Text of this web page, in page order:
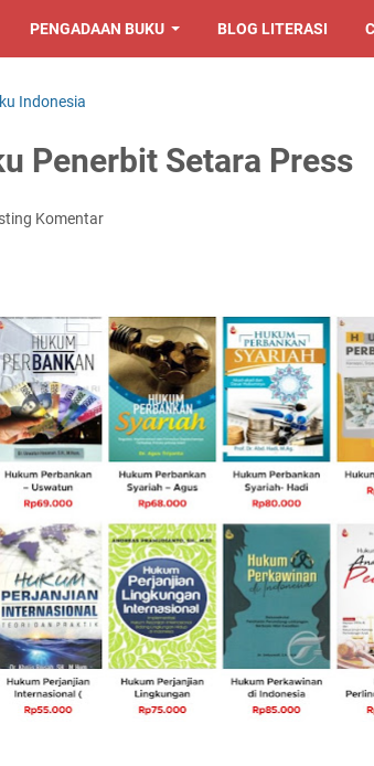
PENGADAAN BUKU BLOG LITERASI
Indonesia
Penerbit Setara Press
Komentar